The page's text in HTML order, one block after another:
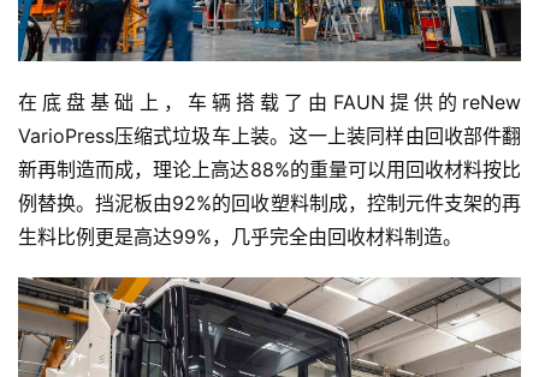
在底盘基础上，车辆搭载了由FAUN提供的reNew
VarioPress压缩式垃圾车上装。这一上装同样由回收部件翻
新再制造而成，理论上高达88%的重量可以用回收材料按比
例替换。挡泥板由92%的回收塑料制成，控制元件支架的再
生料比例更是高达99%，几乎完全由回收材料制造。